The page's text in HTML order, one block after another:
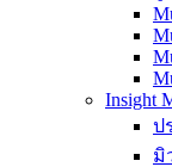
Insight
ป
มิ